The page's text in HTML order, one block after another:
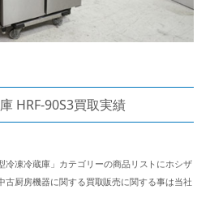
HRF-90S3買取実績
冷凍冷蔵庫」カテゴリーの商品リストにホシザ
古厨房機器に関する買取販売に関する事は当社